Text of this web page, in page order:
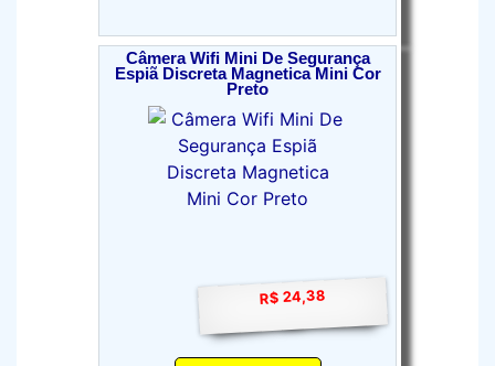
Câmera Wifi Mini De Segurança
Espiã Discreta Magnetica Mini Cor
Preto
R$ 24,38